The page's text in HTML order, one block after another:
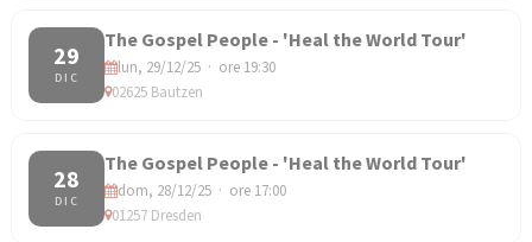
29
DIC
The Gospel People - 'Heal the World Tour'
lun, 29/12/25 · ore 19:30
02625 Bautzen
28
DIC
The Gospel People - 'Heal the World Tour'
dom, 28/12/25 · ore 17:00
01257 Dresden